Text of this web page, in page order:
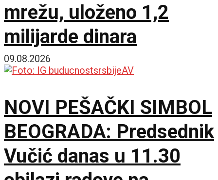
mrežu, uloženo 1,2
milijarde dinara
09.08.2026
NOVI PEŠAČKI SIMBOL
BEOGRADA: Predsednik
Vučić danas u 11.30